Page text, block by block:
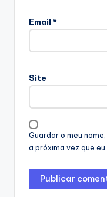
Email *
Site
Guardar o meu
a próxima vez que